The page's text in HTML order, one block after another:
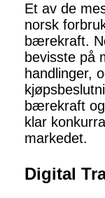
Et av de
norsk
bærekraft.
bevisste på
handlinger,
bærekraft
klar
markedet.
Digital